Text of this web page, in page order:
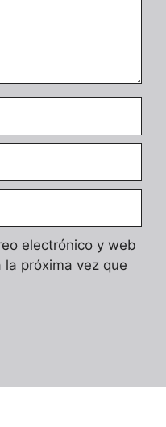
electrónico y web
próxima vez que